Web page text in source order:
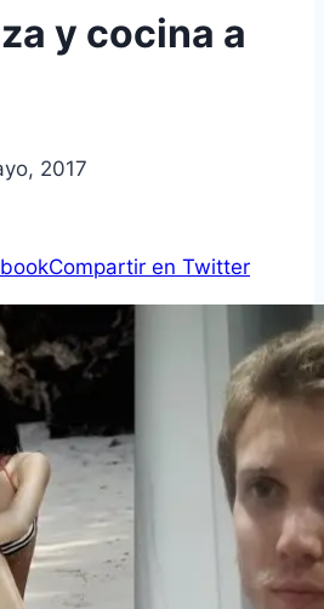
y cocina a
2017
Compartir en Twitter